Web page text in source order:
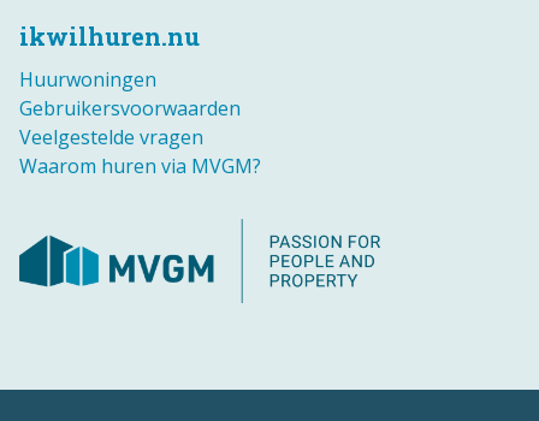
ikwilhuren.nu
Huurwoningen
Gebruikersvoorwaarden
Veelgestelde vragen
Waarom huren via MVGM?